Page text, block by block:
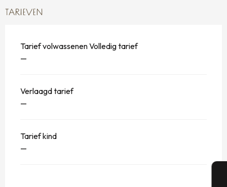
TARIEVEN
Tarief volwassenen Volledig tarief
—
Verlaagd tarief
—
Tarief kind
—